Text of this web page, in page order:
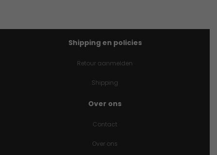
Shipping en policies
Retour aanmelden
Shipping
Over ons
Contact
Over ons